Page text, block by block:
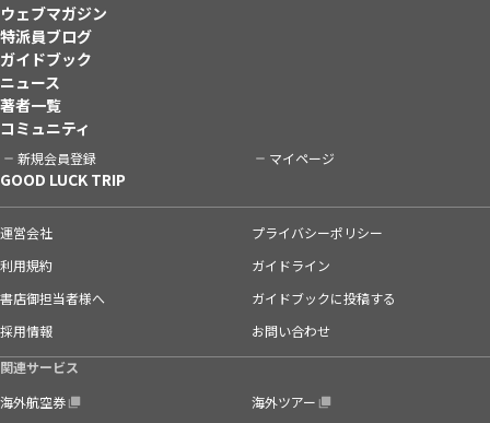
ウェブマガジン
特派員ブログ
ガイドブック
ニュース
著者一覧
コミュニティ
新規会員登録 マイページ
GOOD LUCK TRIP
運営会社
プライバシーポリシー
利用規約
ガイドライン
書店御担当者様へ
ガイドブックに投稿する
採用情報
お問い合わせ
関連サービス
海外航空券
海外ツアー